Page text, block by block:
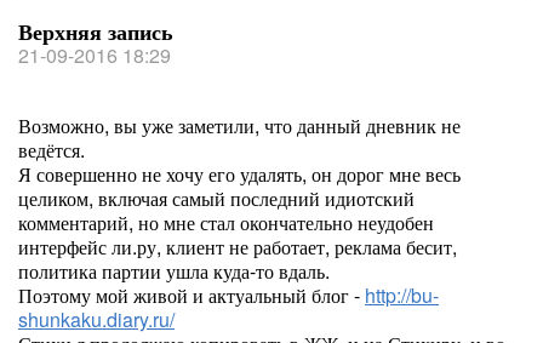
Верхняя запись
21-09-2016 18:29
Возможно, вы уже заметили, что данный дневник не
ведётся.
Я совершенно не хочу его удалять, он дорог мне весь
целиком, включая самый последний идиотский
комментарий, но мне стал окончательно неудобен
интерфейс ли.ру, клиент не работает, реклама бесит,
политика партии ушла куда-то вдаль.
Поэтому мой живой и актуальный блог - http://bu-
shunkaku.diary.ru/